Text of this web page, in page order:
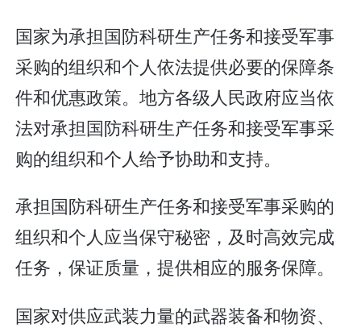
国家为承担国防科研生产任务和接受军事
采购的组织和个人依法提供必要的保障条
件和优惠政策。地方各级人民政府应当依
法对承担国防科研生产任务和接受军事采
购的组织和个人给予协助和支持。
承担国防科研生产任务和接受军事采购的
组织和个人应当保守秘密，及时高效完成
任务，保证质量，提供相应的服务保障。
国家对供应武装力量的武器装备和物资、